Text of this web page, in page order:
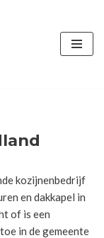
kozijnenbedrijf
en dakkapel in
of is een
in de gemeente